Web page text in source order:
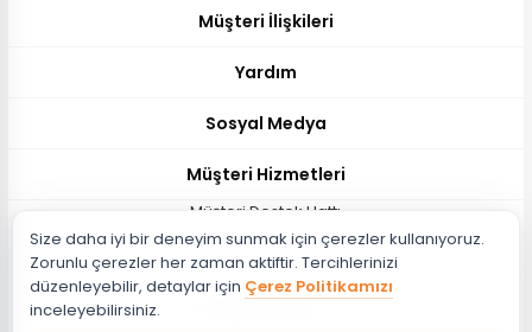
Müşteri İlişkileri
Yardım
Sosyal Medya
Müşteri Hizmetleri
Müşteri Destek Hattı
444 51 26
Müşteri Destek Maili
musteri@evdema.com
Size daha iyi bir deneyim sunmak için çerezler kullanıyoruz.
Zorunlu çerezler her zaman aktiftir. Tercihlerinizi
düzenleyebilir, detaylar için Çerez Politikamızı
inceleyebilirsiniz.